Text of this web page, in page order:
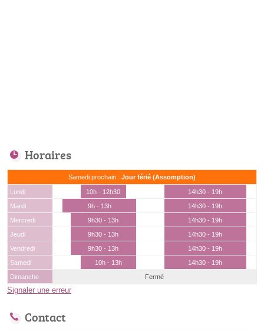
Horaires
Samedi prochain : Jour férié (Assomption)
Lundi 10h - 12h30
14h30 - 19h
Mardi
9h - 13h
14h30 - 19h
Mercredi
9h30 - 13h
14h30 - 19h
Jeudi
9h30 - 13h
14h30 - 19h
Vendredi
9h30 - 13h
14h30 - 19h
Samedi
10h - 13h
14h30 - 19h
Dimanche
Fermé
Signaler une erreur
Contact